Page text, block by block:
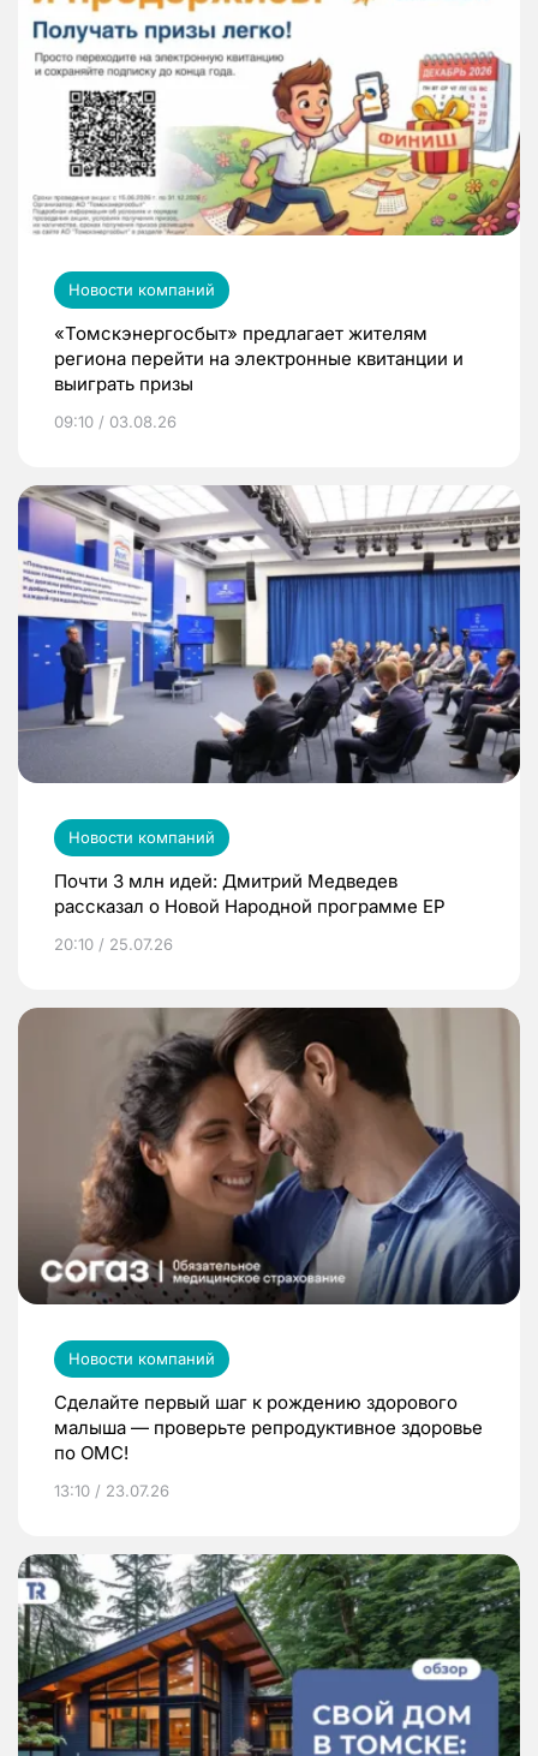
Новости компаний
«Томскэнергосбыт» предлагает жителям
региона перейти на электронные квитанции и
выиграть призы
09:10 / 03.08.26
Новости компаний
Почти 3 млн идей: Дмитрий Медведев
рассказал о Новой Народной программе ЕР
20:10 / 25.07.26
Новости компаний
Сделайте первый шаг к рождению здорового
малыша — проверьте репродуктивное здоровье
по ОМС!
13:10 / 23.07.26